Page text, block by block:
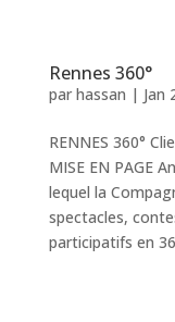
Rennes 360°
par hassan | Jan
RENNES 360°
MISE EN PAGE
lequel la
spectacles,
participatifs en